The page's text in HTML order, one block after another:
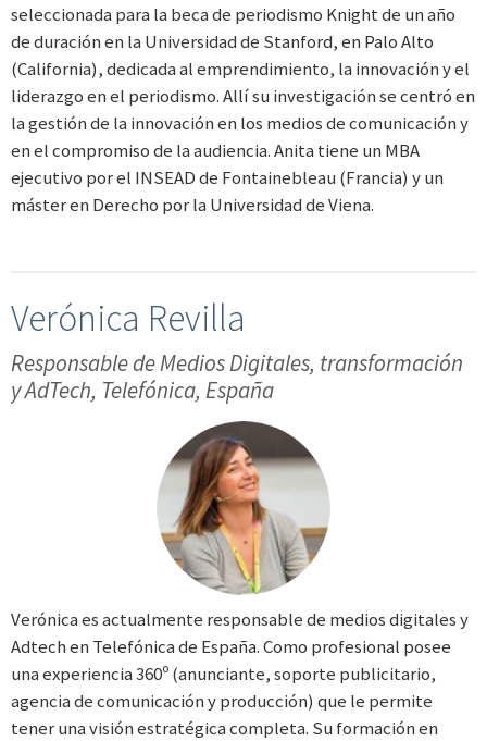
seleccionada para la beca de periodismo Knight de un año
de duración en la Universidad de Stanford, en Palo Alto
(California), dedicada al emprendimiento, la innovación y el
liderazgo en el periodismo. Allí su investigación se centró en
la gestión de la innovación en los medios de comunicación y
en el compromiso de la audiencia. Anita tiene un MBA
ejecutivo por el INSEAD de Fontainebleau (Francia) y un
máster en Derecho por la Universidad de Viena.
Verónica Revilla
Responsable de Medios Digitales, transformación
y AdTech, Telefónica, España
Verónica es actualmente responsable de medios digitales y
Adtech en Telefónica de España. Como profesional posee
una experiencia 360º (anunciante, soporte publicitario,
agencia de comunicación y producción) que le permite
tener una visión estratégica completa. Su formación en